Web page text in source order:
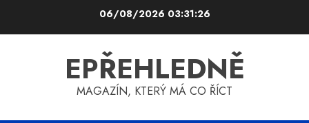
06/08/2026 03:31:27
EPŘEHLEDNĚ
MAGAZÍN, KTERÝ MÁ CO ŘÍCT